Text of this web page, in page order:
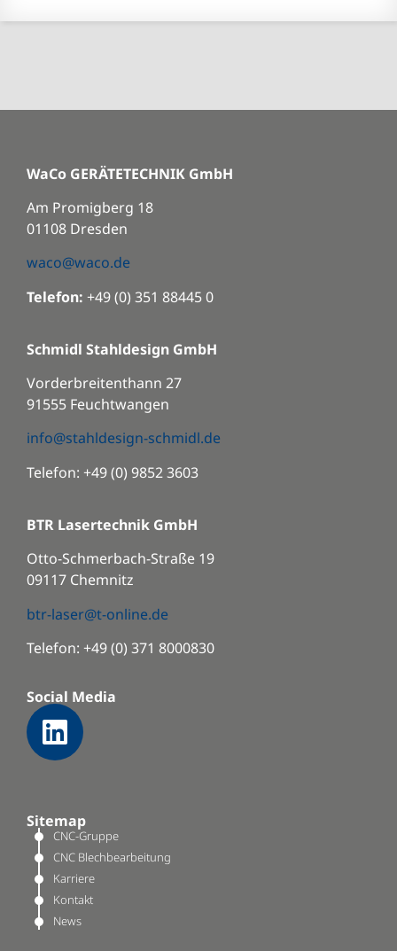
WaCo GERÄTETECHNIK GmbH
Am Promigberg 18
01108 Dresden
waco@waco.de
Telefon: +49 (0) 351 88445 0
Schmidl Stahldesign GmbH
Vorderbreitenthann 27
91555 Feuchtwangen
info@stahldesign-schmidl.de
Telefon: +49 (0) 9852 3603
BTR Lasertechnik GmbH
Otto-Schmerbach-Straße 19
09117 Chemnitz
btr-laser@t-online.de
Telefon: +49 (0) 371 8000830
Social Media
Sitemap
CNC-Gruppe
CNC Blechbearbeitung
Karriere
Kontakt
News